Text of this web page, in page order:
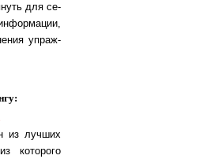
для се­
уп­раж­
из луч­ших
ко­то­ро­го